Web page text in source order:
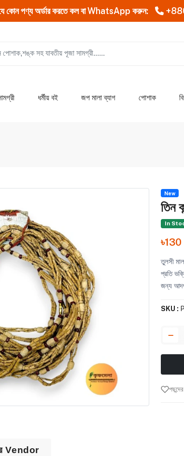
কোন পণ্য অর্ডার করতে কল বা WhatsApp করুন:
ধর্মীয় বই জপ মালা ব্যাগ পোশাক
New
তিন
In
৳130
তুলসী
প্রতি
জন্য
SKU :
Vendor